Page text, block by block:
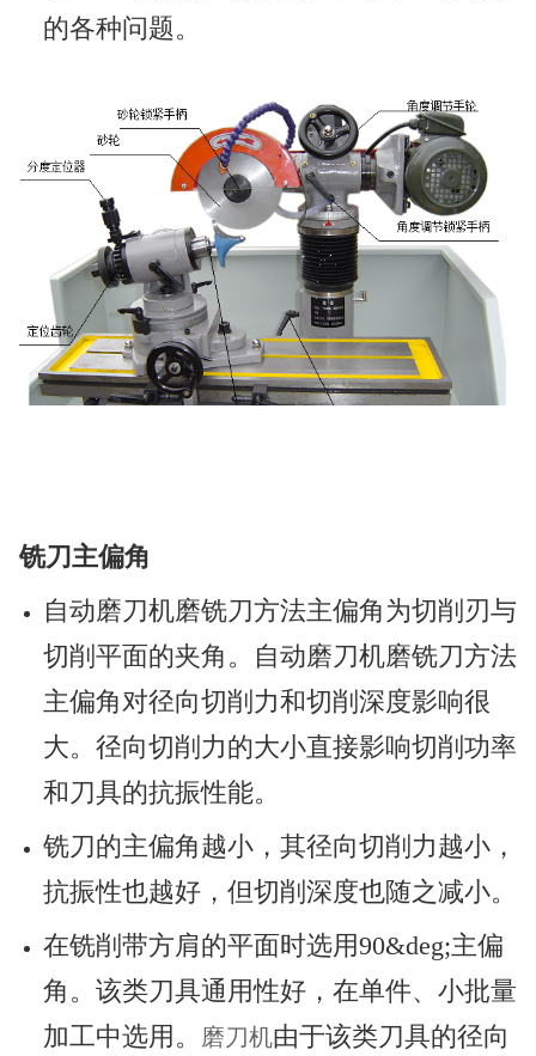
的各种问题。
铣刀主偏角
自动磨刀机磨铣刀方法主偏角为切削刃与
切削平面的夹角。自动磨刀机磨铣刀方法
主偏角对径向切削力和切削深度影响很
大。径向切削力的大小直接影响切削功率
和刀具的抗振性能。
铣刀的主偏角越小，其径向切削力越小，
抗振性也越好，但切削深度也随之减小。
在铣削带方肩的平面时选用90&deg;主偏
角。该类刀具通用性好，在单件、小批量
加工中选用。
磨刀机由于该类刀具的径向